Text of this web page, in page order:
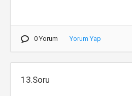
0 Yorum Yorum Yap
13.Soru